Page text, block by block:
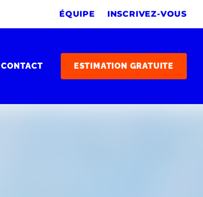
INSCRIVEZ-VOUS
ÉQUIPE
CONTACT ESTIMATION GRATUITE